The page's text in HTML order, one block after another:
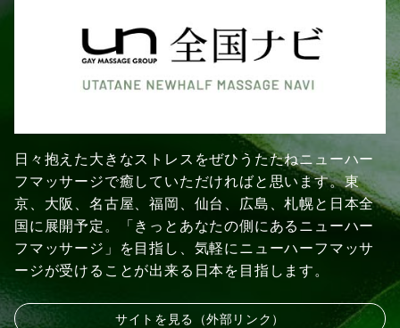
日々抱えた大きなストレスをぜひうたたねニューハー
フマッサージで癒していただければと思います。東
京、大阪、名古屋、福岡、仙台、広島、札幌と日本全
国に展開予定。「きっとあなたの側にあるニューハー
フマッサージ」を目指し、気軽にニューハーフマッサ
ージが受けることが出来る日本を目指します。
サイトを見る（外部リンク）